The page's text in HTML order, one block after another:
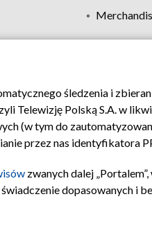
Pomoc Biuro
śledzenia i
Telewizję Polską S.A. w
(w tym do
przez nas identyfikatora
zwanych dalej
dopasowanych i